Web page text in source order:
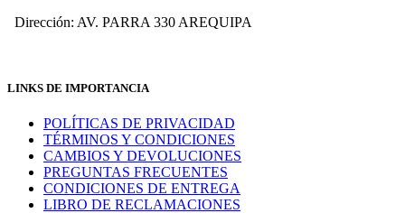
Dirección: AV. PARRA 330 AREQUIPA
LINKS DE IMPORTANCIA
POLÍTICAS DE PRIVACIDAD
TÉRMINOS Y CONDICIONES
CAMBIOS Y DEVOLUCIONES
PREGUNTAS FRECUENTES
CONDICIONES DE ENTREGA
LIBRO DE RECLAMACIONES